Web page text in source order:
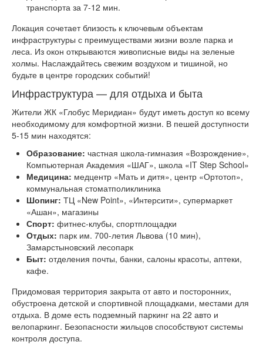
транспорта за 7-12 мин.
Локация сочетает близость к ключевым объектам
инфраструктуры с преимуществами жизни возле парка и
леса. Из окон открываются живописные виды на зеленые
холмы. Наслаждайтесь свежим воздухом и тишиной, но
будьте в центре городских событий!
Инфраструктура — для отдыха и быта
Жители ЖК «Глобус Меридиан» будут иметь доступ ко всему
необходимому для комфортной жизни. В пешей доступности
5-15 мин находятся:
Образование: частная школа-гимназия «Возрождение»,
Компьютерная Академия «ШАГ», школа «IT Step School»
Медицина: медцентр «Мать и дитя», центр «Ортотоп»,
коммунальная стоматполиклиника
Шопинг: ТЦ «New Point», «Интерсити», супермаркет
«Ашан», магазины
Спорт: фитнес-клубы, спортплощадки
Отдых: парк им. 700-летия Львова (10 мин),
Замарстыновский лесопарк
Быт: отделения почты, банки, салоны красоты, аптеки,
кафе.
Придомовая территория закрыта от авто и посторонних,
обустроена детской и спортивной площадками, местами для
отдыха. В доме есть подземный паркинг на 22 авто и
велопаркинг. Безопасности жильцов способствуют системы
контроля доступа.